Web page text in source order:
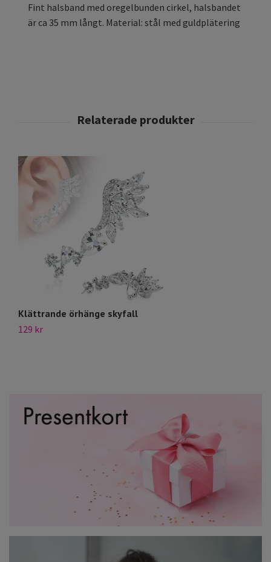
Fint halsband med oregelbunden cirkel, halsbandet
är ca 35 mm långt. Material: stål med guldplätering
Klättrande örhänge skyfall
129 kr